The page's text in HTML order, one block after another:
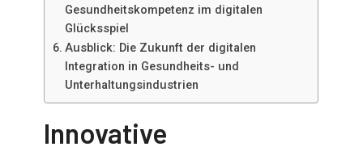
Gesundheitskompetenz im digitalen
Glücksspiel
Ausblick: Die Zukunft der digitalen
Integration in Gesundheits- und
Unterhaltungsindustrien
Innovative